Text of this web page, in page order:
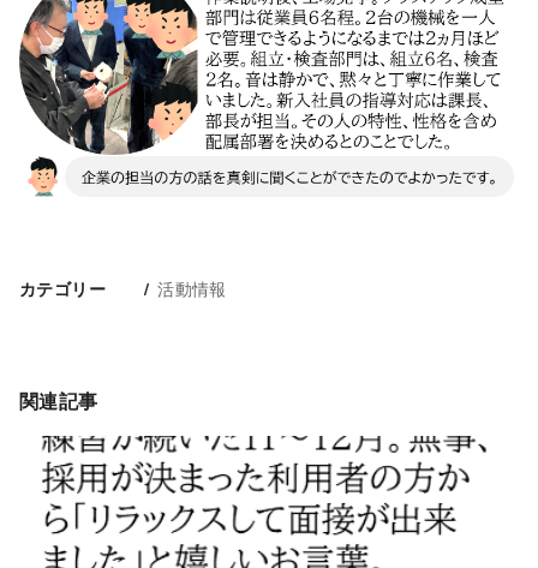
カテゴリー 活動情報
関連記事